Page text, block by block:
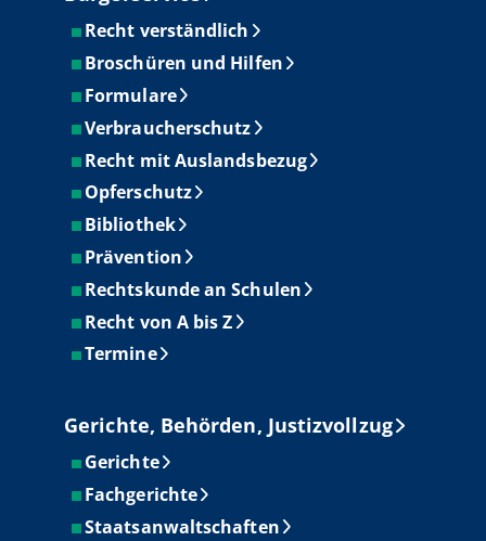
Recht verständlich
Broschüren und Hilfen
Formulare
Verbraucherschutz
Recht mit Auslandsbezug
Opferschutz
Bibliothek
Prävention
Rechtskunde an Schulen
Recht von A bis Z
Termine
Gerichte, Behörden, Justizvollzug
Gerichte
Fachgerichte
Staatsanwaltschaften